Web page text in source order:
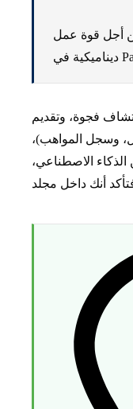
أجل قوة عمل
فجوة، وتقديم
وسجل المواهب)،
الذكاء الاصطناعي،